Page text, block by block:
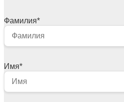
Фамилия*
Имя*